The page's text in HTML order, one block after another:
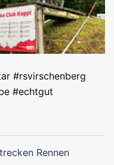
#rsvirschenberg
#echtgut
Rennen